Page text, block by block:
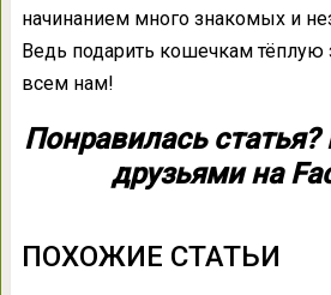
начинанием много знакомых и
Ведь подарить кошечкам тёплую
всем нам!
Понравилась
друзьями на
ПОХОЖИЕ СТАТЬИ